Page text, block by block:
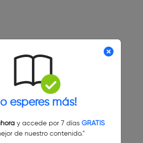
esperes más!
y accede por 7 días GRATIS
de nuestro contenido."